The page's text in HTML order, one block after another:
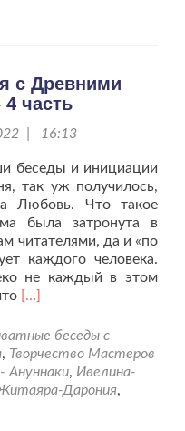
с Древними
часть
| 16:13
беседы и инициации
так уж получилось,
Любовь. Что такое
была затронута в
читателями, да и «по
каждого человека.
не каждый в этом
Читать
проНаши
взаимодействия
с
Древними
[…]
беседы с
, Творчество Мастеров
Ануннаки, Ивелина-
Дарония,